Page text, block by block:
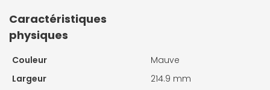
Caractéristiques
physiques
Couleur
Mauve
Largeur
214.9 mm